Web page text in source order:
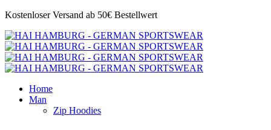
Kostenloser Versand ab 50€ Bestellwert
Home
Man
Zip Hoodies